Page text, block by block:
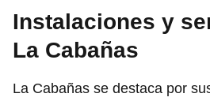
Instalaciones y
La Cabañas
La Cabañas se destaca por